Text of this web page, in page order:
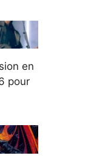
en
pour